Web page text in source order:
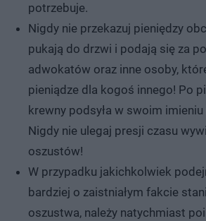
potrzebuje.
Nigdy nie przekazuj pieniędzy
pukają do drzwi i podają się za
adwokatów oraz inne osoby,
pieniądze dla kogoś innego! Po
krewny podsyła w swoim
Nigdy nie ulegaj presji czasu
oszustów!
W przypadku jakichkolwiek
bardziej o zaistniałym fakcie
oszustwa, należy natychmiast